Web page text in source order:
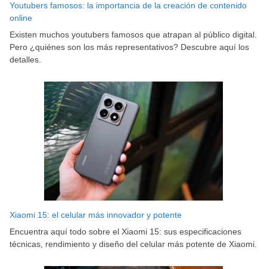
Youtubers famosos: la importancia de la creación de contenido
online
Existen muchos youtubers famosos que atrapan al público digital.
Pero ¿quiénes son los más representativos? Descubre aquí los
detalles.
Xiaomi 15: el celular más innovador y potente
Encuentra aquí todo sobre el Xiaomi 15: sus especificaciones
técnicas, rendimiento y diseño del celular más potente de Xiaomi.